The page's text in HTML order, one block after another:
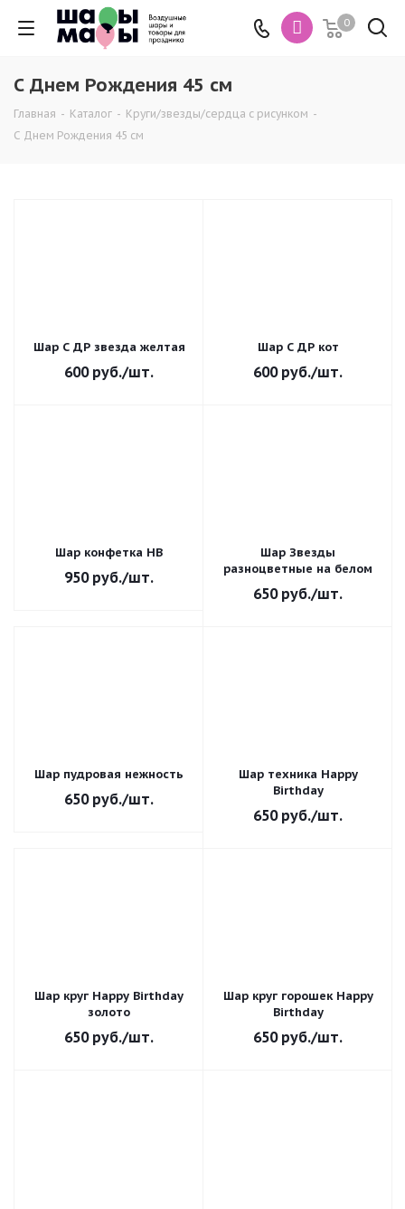
0
С Днем Рождения 45 см
Главная - Каталог - Круги/звезды/сердца с рисунком -
С Днем Рождения 45 см
Шар С ДР звезда желтая
600руб./шт.
Шар С ДР кот
600руб./шт.
Шар конфетка HB
950руб./шт.
Шар Звезды
разноцветные на белом
650руб./шт.
Шар пудровая нежность
650руб./шт.
Шар техника Happy
Birthday
650руб./шт.
Шар круг Happy Birthday
золото
650руб./шт.
Шар круг горошек Happy
Birthday
650руб./шт.